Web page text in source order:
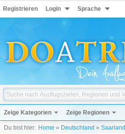
Registrieren Login Sprache
Zeige Kategorien Zeige Regionen
Du bist hier: Home » Deutschland » Saarland